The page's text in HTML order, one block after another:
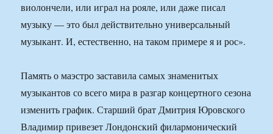
виолончели, или играл на рояле, или даже писал
музыку — это был действительно универсальный
музыкант. И, естественно, на таком примере я и рос».
Память о маэстро заставила самых знаменитых
музыкантов со всего мира в разгар концертного сезона
изменить график. Старший брат Дмитрия Юровского
Владимир привезет Лондонский филармонический